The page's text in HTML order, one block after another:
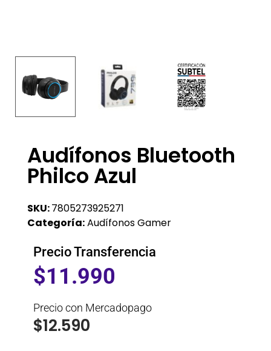
Audífonos Bluetooth
Philco Azul
SKU:7805273925271
Categoría:Audífonos Gamer
Precio Transferencia
$11.990
Precio con Mercadopago
$12.590